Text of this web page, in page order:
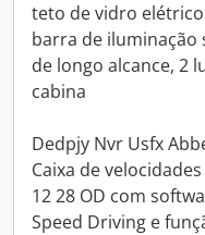
teto de vidro
barra de iluminação
de longo alcance, 2
cabina
Dedpjy Nvr Usfx
Caixa de
12 28 OD com
Speed Driving e